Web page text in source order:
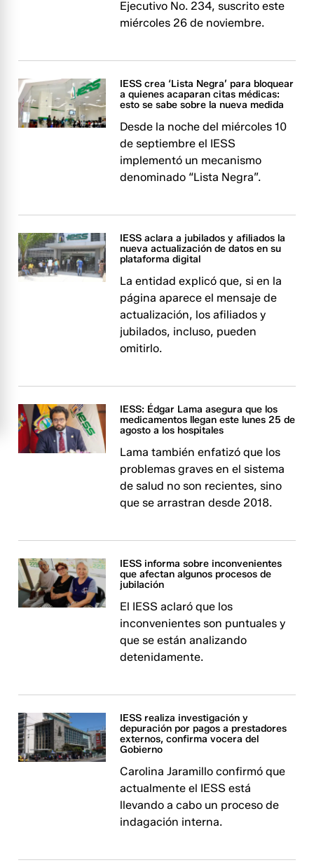
Ejecutivo No. 234, suscrito este
miércoles 26 de noviembre.
IESS crea ‘Lista Negra’ para bloquear
a quienes acaparan citas médicas:
esto se sabe sobre la nueva medida
Desde la noche del miércoles 10
de septiembre el IESS
implementó un mecanismo
denominado “Lista Negra”.
IESS aclara a jubilados y afiliados la
nueva actualización de datos en su
plataforma digital
La entidad explicó que, si en la
página aparece el mensaje de
actualización, los afiliados y
jubilados, incluso, pueden
omitirlo.
IESS: Édgar Lama asegura que los
medicamentos llegan este lunes 25 de
agosto a los hospitales
Lama también enfatizó que los
problemas graves en el sistema
de salud no son recientes, sino
que se arrastran desde 2018.
IESS informa sobre inconvenientes
que afectan algunos procesos de
jubilación
El IESS aclaró que los
inconvenientes son puntuales y
que se están analizando
detenidamente.
IESS realiza investigación y
depuración por pagos a prestadores
externos, confirma vocera del
Gobierno
Carolina Jaramillo confirmó que
actualmente el IESS está
llevando a cabo un proceso de
indagación interna.